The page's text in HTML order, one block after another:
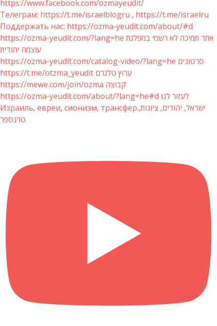
https://www.facebook.com/ozmayeudit/
Телеграм: https://t.me/israelblogru , https://t.me/israelru
Поддержать нас: https://ozma-yeudit.com/about/#d
https://ozma-yeudit.com/?lang=he אתר תמיכה לא רשמי במפלגת
עוצמה יהודית
https://ozma-yeudit.com/catalog-video/?lang=he סרטונים
https://t.me/otzma_yeudit ערוץ טלגרם
https://mewe.com/join/ozma קבוצה
https://ozma-yeudit.com/about/?lang=he#d לעזור לנו
Израиль, евреи, сионизм, трансфер.ישראל, יהודים, ציונות,
טרנספר